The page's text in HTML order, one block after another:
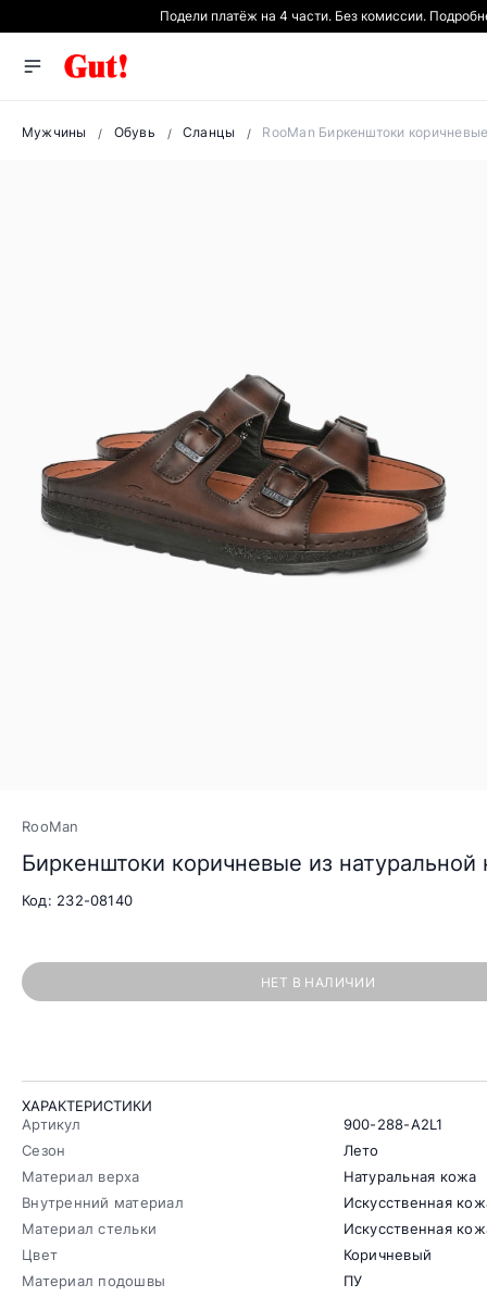
Подели платёж на 4 части. Без комиссии.
Мужчины Обувь Сланцы RooMan Биркенштоки
RooMan
Биркенштоки коричневые из натуральной
Код: 232-08140
НЕТ В НАЛИЧИИ
ХАРАКТЕРИСТИКИ
Артикул
900-288-A2L1
Сезон
Лето
Материал верха
Натуральная кожа
Внутренний материал
Искусственная
Материал стельки
Искусственная
Цвет
Коричневый
Материал подошвы
ПУ